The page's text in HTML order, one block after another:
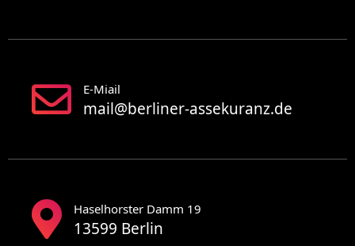
E-Miail
mail@berliner-assekuranz.de
Haselhorster Damm 19
13599 Berlin